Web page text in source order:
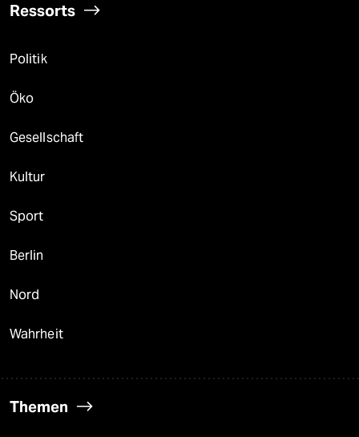
Ressorts
Politik
Öko
Gesellschaft
Kultur
Sport
Berlin
Nord
Wahrheit
Themen